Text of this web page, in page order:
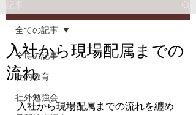
記事
全ての記事
社内教育
社外勉強会
全ての記事
入社から現場配属までの
流れ
入社から現場配属までの流れを纏め